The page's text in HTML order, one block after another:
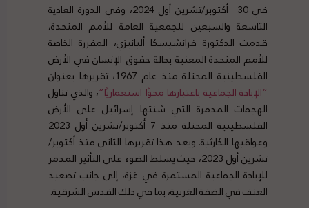
في 30 أكتوبر/تشرين أول 2024، وفي الدورة العادية
التاسعة والسبعين للجمعية العامة للأمم المتحدة،
قدمت الدكتورة فرانشيسكا ألبانيزي، المقررة الخاصة
للأمم المتحدة المعنية بحالة حقوق الإنسان في الأرض
الفلسطينية المحتلة منذ عام 1967، تقريرها بعنوان
“الإبادة الجماعية باعتبارها محوًا استعماريًا”، والذي تناول
الهجمات المدمرة التي شنتها إسرائيل على الأرض
الفلسطينية المحتلة منذ 7 أكتوبر/تشرين أول 2023
وعواقبها الكارثية. ويعد هذا تقريرها الثاني منذ أكتوبر/
تشرين أول 2023، حيث يسلط الضوء على التأثير المدمر
للإبادة الجماعية المستمرة في غزة، إلى جانب تصعيد
العنف في الضفة الغربية، بما في ذلك القدس الشرقية.